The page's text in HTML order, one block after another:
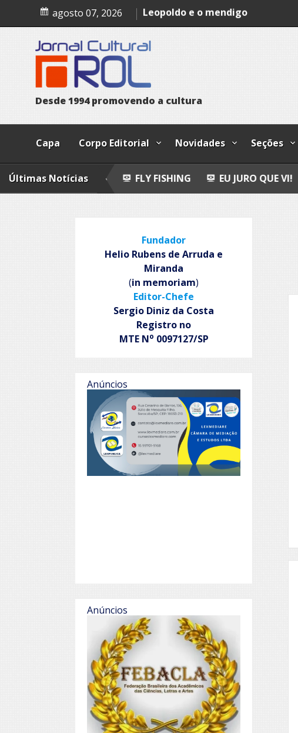
content
agosto 07, 2026
Epitafio
Leopoldo e o mendigo
Dia Internacional dos Povos
Desde1994 promovendo a cultura
Capa Corpo Editorial Novidades Seções
Últimas Notícias
POEMAS FLY FISHING EU JURO QUE VI! EPITAFIO
Fundador
Helio Rubens de Arruda e
Miranda
(in memoriam)
Editor-Chefe
Sergio Diniz da Costa
Registro no
MTE No 0097127/SP
Anúncios
Anúncios